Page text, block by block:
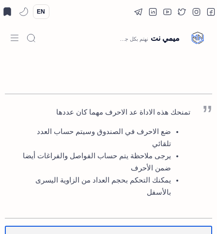
EN
ميمي نت
تمنحك هذه الاداة عد الاحرف مهما كان عددها
ضع الاحرف في الصندوق وسيتم حساب العدد
تلقائي
يرجى ملاحظة يتم حساب الفواصل والفراغات أيضا
ضمن الأحرف
يمكنك التحكم بحجم العداد من الزاوية اليسرى
بالأسفل